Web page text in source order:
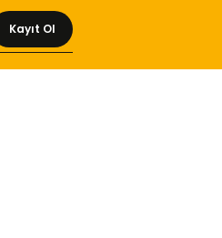
Kayıt Ol